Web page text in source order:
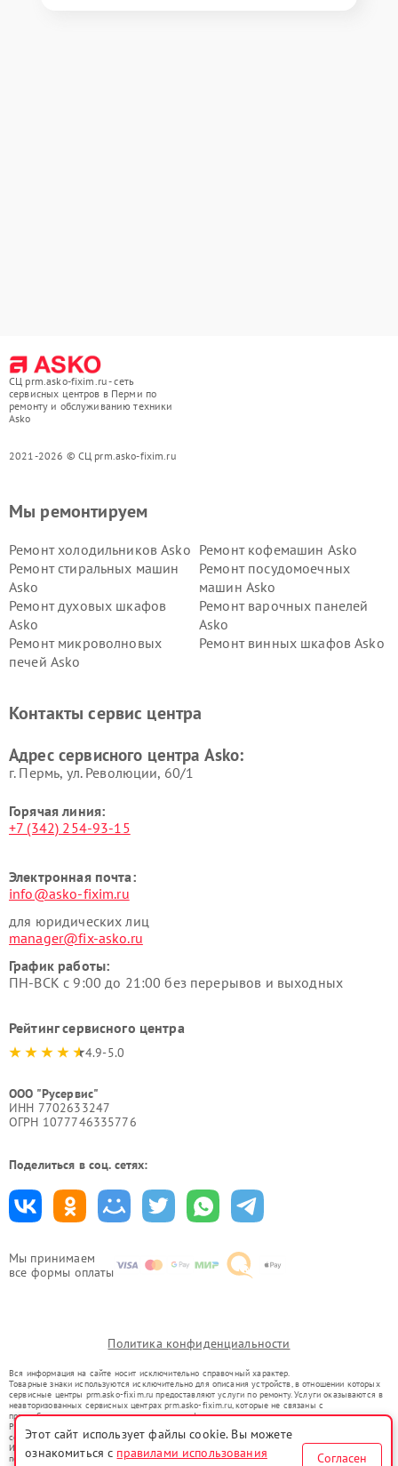
СЦ prm.asko-fixim.ru - сеть
сервисных центров в Перми по
ремонту и обслуживанию техники
Asko
2021-2026 © СЦ prm.asko-fixim.ru
Мы принимаем
все формы оплаты
Мы ремонтируем
Ремонт холодильников Asko Ремонт кофемашин Asko
Ремонт стиральных машин
Asko
Ремонт посудомоечных
машин Asko
Ремонт духовых шкафов
Asko
Ремонт варочных панелей
Asko
Ремонт микроволновых
печей Asko
Ремонт винных шкафов Asko
Ремонт подогревателей
Ремонт промышленных
Asko
Контакты сервис центра
Адрес сервисного центра Asko:
г. Пермь, ул. ​Революции, 60/1
Горячая линия:
+7 (342) 254-93-15
Электронная почта:
info@asko-fixim.ru
для юридических лиц
manager@fix-asko.ru
График работы:
ПН-ВСК с 9:00 до 21:00 без перерывов и выходных
Рейтинг сервисного центра
4.9-5.0
ООО "Русервис"
ИНН 7702633247
ОГРН 1077746335776
Поделиться в соц. сетях:
Политика конфиденциальности
Вся информация на сайте носит исключительно справочный характер.
Товарные знаки используются исключительно для описания устройств, в отношении которых
сервисные центры prm.asko-fixim.ru предоставляют услуги по ремонту. Услуги оказываются в
неавторизованных сервисных центрах prm.asko-fixim.ru, которые не связаны с
правообладателями товарных знаков или их официальными представителями.
Ремонт осуществляется для устройств, уже введенных в гражданский оборот в соответствии
со статьей 1487 ГК РФ.
Использование товарных знаков не преследует цели индивидуализации услуг или введения
потребителей в заблуждение, а служит для информирования о предоставляемых услугах по
Этот сайт использует файлы cookie. Вы можете
ознакомиться с правилами использования
Согласен